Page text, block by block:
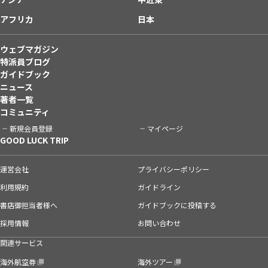
アフリカ
日本
ウェブマガジン
特派員ブログ
ガイドブック
ニュース
著者一覧
コミュニティ
新規会員登録 マイページ
GOOD LUCK TRIP
運営会社
プライバシーポリシー
利用規約
ガイドライン
書店御担当者様へ
ガイドブックに投稿する
採用情報
お問い合わせ
関連サービス
海外航空券
海外ツアー